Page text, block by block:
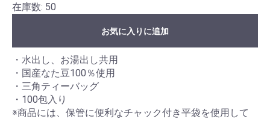
在庫数: 50
お気に入りに追加
・水出し、お湯出し共用
・国産なた豆100％使用
・三角ティーバッグ
・100包入り
※商品には、保管に便利なチャック付き平袋を使用して